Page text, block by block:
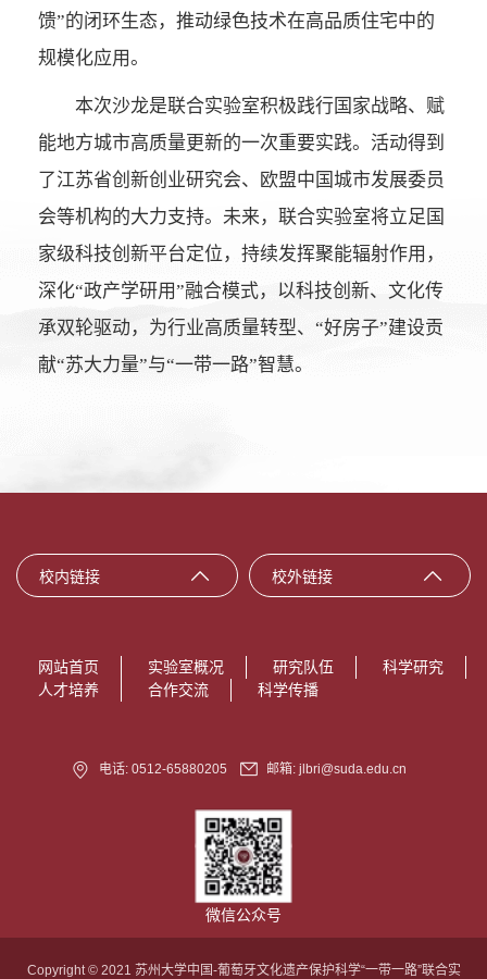
馈”的闭环生态，推动绿色技术在高品质住宅中的
规模化应用。
本次沙龙是联合实验室积极践行国家战略、赋
能地方城市高质量更新的一次重要实践。活动得到
了江苏省创新创业研究会、欧盟中国城市发展委员
会等机构的大力支持。未来，联合实验室将立足国
家级科技创新平台定位，持续发挥聚能辐射作用，
深化“政产学研用”融合模式，以科技创新、文化传
承双轮驱动，为行业高质量转型、“好房子”建设贡
献“苏大力量”与“一带一路”智慧。
校内链接 校外链接
网站首页 实验室概况 研究队伍
科学研究
人才培养
合作交流 科学传播
电话: 0512-65880205 邮箱: jlbri@suda.edu.cn
微信公众号
Copyright © 2021 苏州大学中国-葡萄牙文化遗产保护科学“一带一路”联合实